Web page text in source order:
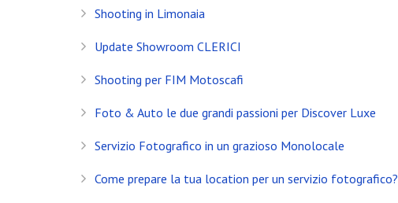
Shooting in Limonaia
Update Showroom CLERICI
Shooting per FIM Motoscafi
Foto & Auto le due grandi passioni per Discover Luxe
Servizio Fotografico in un grazioso Monolocale
Come prepare la tua location per un servizio fotografico?